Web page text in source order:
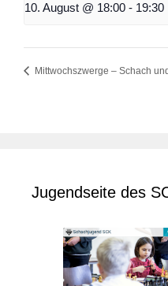
10. August @ 18:00 - 19:30
Mittwochszwerge – Schach
Jugendseite des